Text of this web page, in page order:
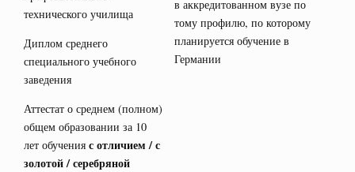
в аккредитованном вузе по
тому профилю, по которому
планируется обучение в
Германии
технического училища
Диплом среднего
специального учебного
заведения
Аттестат о среднем (полном)
общем образовании за 10
лет обучения с отличием / с
золотой / серебряной